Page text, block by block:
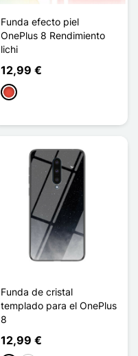
Funda efecto piel
OnePlus 8 Rendimiento
lichi
12,99 €
Rojo
Funda de cristal
templado para el OnePlus
8
12,99 €